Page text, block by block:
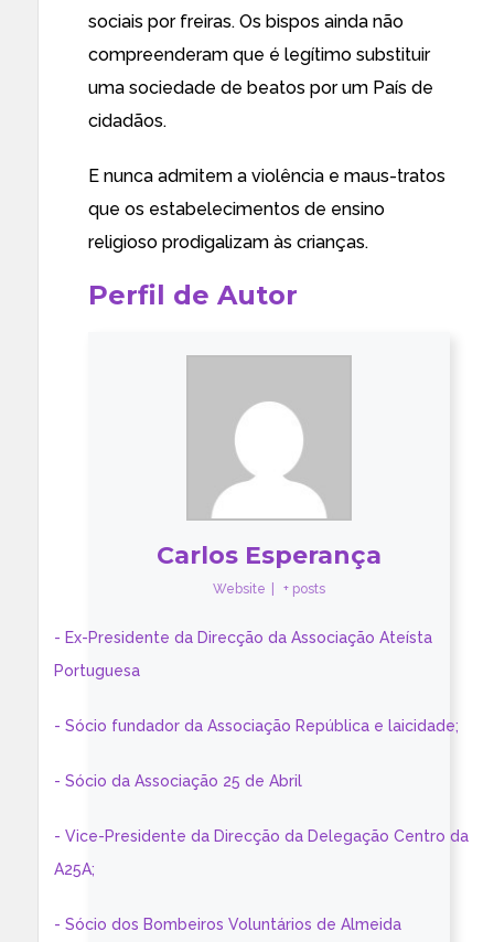
sociais por freiras. Os bispos ainda não
compreenderam que é legítimo substituir
uma sociedade de beatos por um País de
cidadãos.
E nunca admitem a violência e maus-tratos
que os estabelecimentos de ensino
religioso prodigalizam às crianças.
Perfil de Autor
Carlos Esperança
Website + posts
- Ex-Presidente da Direcção da Associação Ateísta
Portuguesa
- Sócio fundador da Associação República e laicidade;
- Sócio da Associação 25 de Abril
- Vice-Presidente da Direcção da Delegação Centro da
A25A;
- Sócio dos Bombeiros Voluntários de Almeida